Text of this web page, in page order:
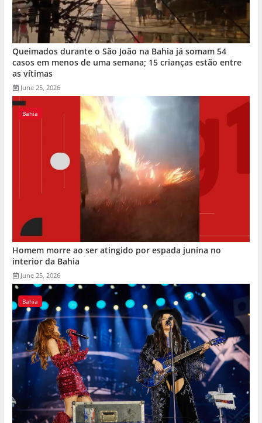
Queimados durante o São João na Bahia já somam 54
casos em menos de uma semana; 15 crianças estão entre
as vítimas
June 25, 2026
Bahia
Homem morre ao ser atingido por espada junina no
interior da Bahia
June 25, 2026
Bahia